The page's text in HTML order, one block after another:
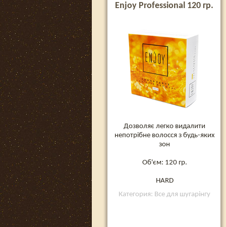
Enjoy Professional 120 гр.
Дозволяє легко видалити
непотрібне волосся з будь-яких
зон
Об'єм: 120 гр.
HARD
Категория: Все для шугарінгу